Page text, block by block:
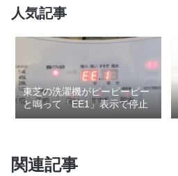
人気記事
東芝の洗濯機がピーピーピー
と鳴って「EE1」表示で停止
関連記事